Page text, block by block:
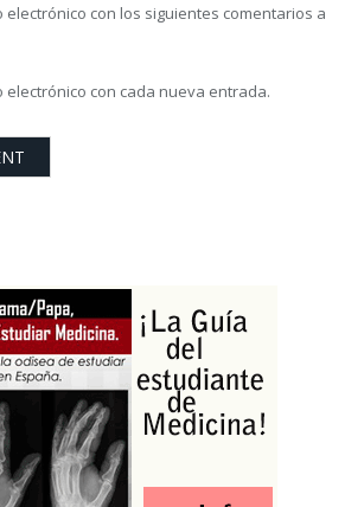
electrónico con los siguientes comentarios a
electrónico con cada nueva entrada.